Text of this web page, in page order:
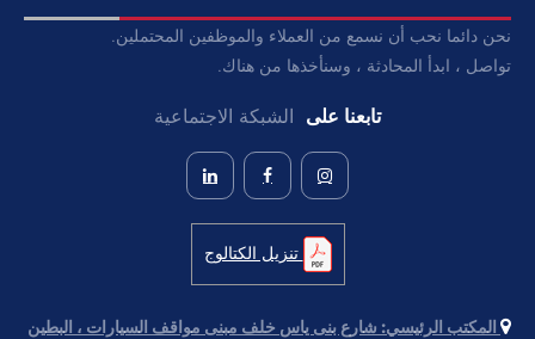
نحن دائما نحب أن نسمع من العملاء والموظفين المحتملين.
تواصل ، ابدأ المحادثة ، وسنأخذها من هناك.
تابعنا على الشبكة الاجتماعية
تنزيل الكتالوج
المكتب الرئيسي: شارع بنى ياس خلف مبنى مواقف السيارات ، البطين